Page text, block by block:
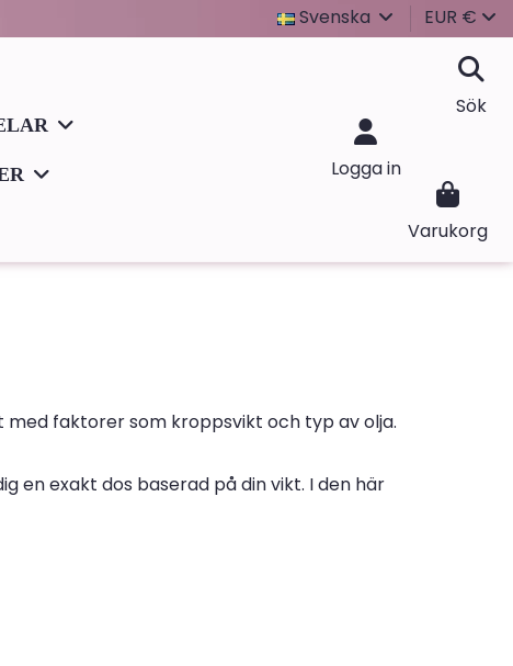
Svenska EUR €
Sök
Logga in
Varukorg
med faktorer som kroppsvikt och typ av olja.
en exakt dos baserad på din vikt. I den här